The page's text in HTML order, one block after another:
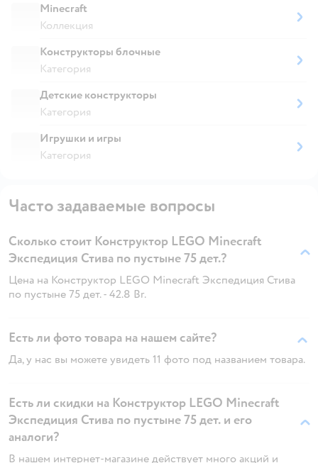
Minecraft
Коллекция
Конструкторы блочные
Категория
Детские конструкторы
Категория
Игрушки и игры
Категория
Часто задаваемые вопросы
Сколько стоит Конструктор LEGO Minecraft
Экспедиция Стива по пустыне 75 дет.?
Цена на Конструктор LEGO Minecraft Экспедиция Стива
по пустыне 75 дет. - 42.8 Br.
Есть ли фото товара на нашем сайте?
Да, у нас вы можете увидеть 11 фото под названием товара.
Есть ли скидки на Конструктор LEGO Minecraft
Экспедиция Стива по пустыне 75 дет. и его
аналоги?
В нашем интернет-магазине действует много акций и